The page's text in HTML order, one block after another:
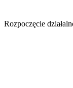
Rozpoczęcie
wpisu